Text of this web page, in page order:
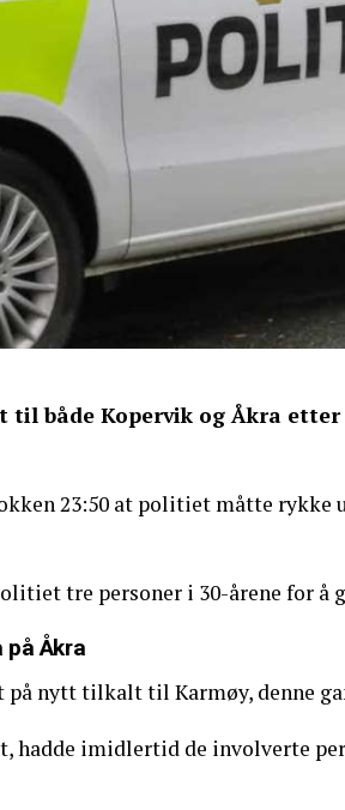
til både Kopervik og Åkra
23:50 at politiet måtte
tre personer i 30-årene for å
på Åkra
på nytt tilkalt til Karmøy, denne
hadde imidlertid de involverte